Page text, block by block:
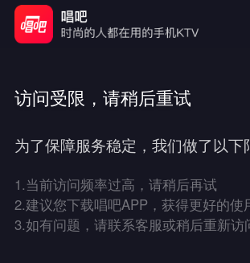
访问受限，请稍后重试
为了保障服务稳定，我们做了以下
1.当前访问频率过高，请稍后再试
2.建议您下载唱吧APP，获得更好的使
3.如有问题，请联系客服或稍后重新访